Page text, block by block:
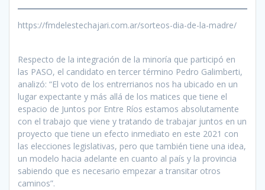
https://fmdelestechajari.com.ar/sorteos-dia-de-la-madre/
Respecto de la integración de la minoría que participó en
las PASO, el candidato en tercer término Pedro Galimberti,
analizó: “El voto de los entrerrianos nos ha ubicado en un
lugar expectante y más allá de los matices que tiene el
espacio de Juntos por Entre Ríos estamos absolutamente
con el trabajo que viene y tratando de trabajar juntos en un
proyecto que tiene un efecto inmediato en este 2021 con
las elecciones legislativas, pero que también tiene una idea,
un modelo hacia adelante en cuanto al país y la provincia
sabiendo que es necesario empezar a transitar otros
caminos”.